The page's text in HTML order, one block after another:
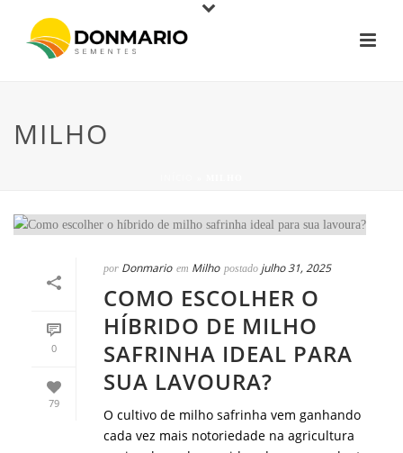
MILHO
0
79
por Donmario em Milho postado julho 31, 2025
COMO ESCOLHER O
HÍBRIDO DE MILHO
SAFRINHA IDEAL PARA
SUA LAVOURA?
O cultivo de milho safrinha vem ganhando
cada vez mais notoriedade na agricultura